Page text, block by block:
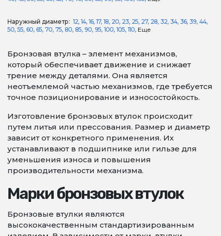
Наружный диаметр: 12 14 16 17 18 20 23 25 27 28 32 34 36 39 44
50 55 60 65 70 75 80 85 90 95 100 105 110 Еще
Бронзовая втулка – элемент механизмов,
который обеспечивает движение и снижает
трение между деталями. Она является
неотъемлемой частью механизмов, где требуется
точное позиционирование и износостойкость.
Изготовление бронзовых втулок происходит
путем литья или прессования. Размер и диаметр
зависит от конкретного применения. Их
устанавливают в подшипнике или гильзе для
уменьшения износа и повышения
производительности механизма.
Марки бронзовых втулок
Бронзовые втулки являются
высококачественным стандартизированным